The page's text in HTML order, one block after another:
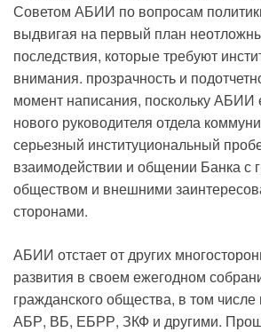
Советом АБИИ по вопросам
выдвигая на первый план
последствия, которые требуют
внимания. прозрачность и
момент написания, поскольку АБИИ
нового руководителя отдела
серьезный институциональный
взаимодействии и общении Банка с
обществом и внешними
сторонами.
АБИИ отстает от других
развития в своем ежегодном
гражданского общества, в том
АБР, ВБ, ЕБРР, ЗКФ и другими.